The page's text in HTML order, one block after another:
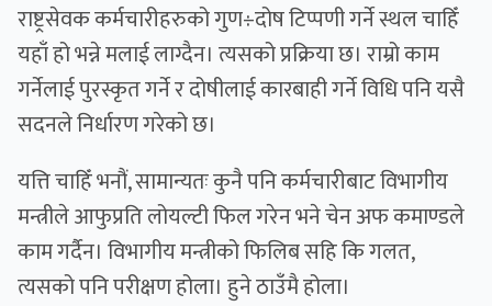
राष्ट्रसेवक कर्मचारीहरुको गुण÷दोष टिप्पणी गर्ने स्थल चाहिँ
यहाँ हो भन्ने मलाई लाग्दैन। त्यसको प्रक्रिया छ। राम्रो काम
गर्नेलाई पुरस्कृत गर्ने र दोषीलाई कारबाही गर्ने विधि पनि यसै
सदनले निर्धारण गरेको छ।
यत्ति चाहिँ भनौं, सामान्यतः कुनै पनि कर्मचारीबाट विभागीय
मन्त्रीले आफुप्रति लोयल्टी फिल गरेन भने चेन अफ कमाण्डले
काम गर्दैन। विभागीय मन्त्रीको फिलिब सहि कि गलत,
त्यसको पनि परीक्षण होला। हुने ठाउँमै होला।